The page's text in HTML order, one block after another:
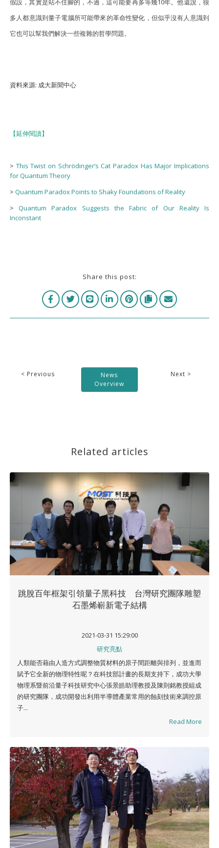
假設，其實是站不住腳的，不過，這可能要再多等幾10年。他還說，很
多人都意識到量子電腦所可能帶來的革命性變化，但似乎沒有人意識到
它也可以幫我們解決一些複雜的哲學問題。
資料來源: 成大新聞中心
【延伸閱讀】
> This Twist on Schrödinger’s Cat Paradox Has Major Implications
for Quantum Theory
> Quantum Paradox Points to Shaky Foundations of Reality
>Quantum Paradox Suggests the Fabric of Our Reality Is
Inconstant
Share this post:
< Previous
News
Overview
Next >
Related articles
跳脫百年框架引領量子黑科技 台灣研究團隊雕塑
石墨烯嶄新電子結構
2021-03-31 15:29:00
研究亮點
人類能否藉由人造方式調整物質材料的原子間距離與排列，並進而
賦予它全新的物理特性呢？在科技部計畫的長期支持下，成功大學
物理系暨前沿量子科技研究中心張景皓助理教授及陳則銘教授組成
的研究團隊，成功開發出利用半導體產業常用的蝕刻技術來調控原
子...
Read More